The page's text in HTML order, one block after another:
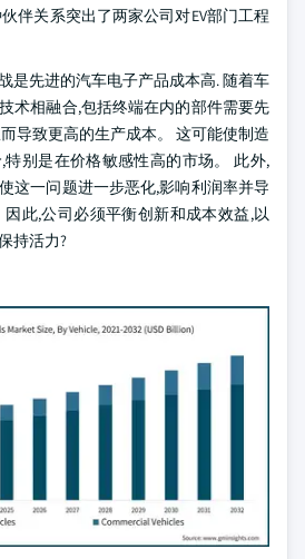
伴关系突出了两家公司对EV部门工程
是先进的汽车电子产品成本高. 随着车
术相融合,包括终端在内的部件需要先
导致更高的生产成本。 这可能使制造
别是在价格敏感性高的市场。 此外,
这一问题进一步恶化,影响利润率并导
此,公司必须平衡创新和成本效益,以
持活力?